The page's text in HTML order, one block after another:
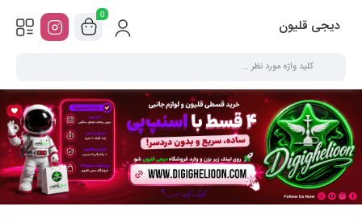
دیجی قلیون
0